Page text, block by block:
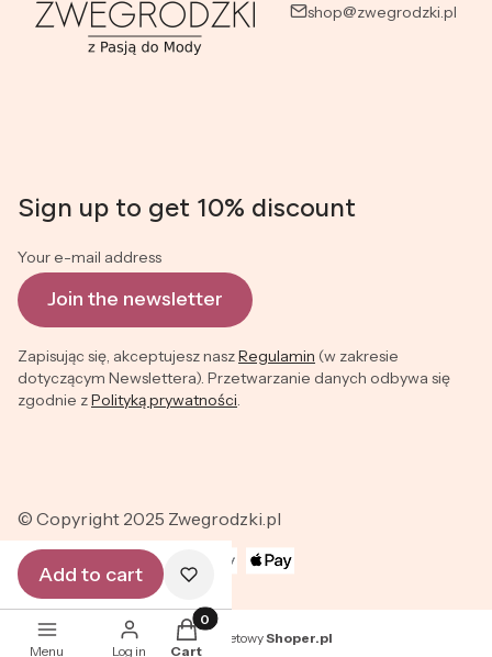
shop@zwegrodzki.pl
Sign up to get 10% discount
Your e-mail address
Join the newsletter
Zapisując się, akceptujesz naszRegulamin (w zakresie
dotyczącym Newslettera). Przetwarzanie danych odbywa się
zgodnie zPolityką prywatności.
© Copyright 2025 Zwegrodzki.pl
Sklep internetowyShoper.pl
Add to cart
Menu Log in
Products in the cart: 0. See details
Cart